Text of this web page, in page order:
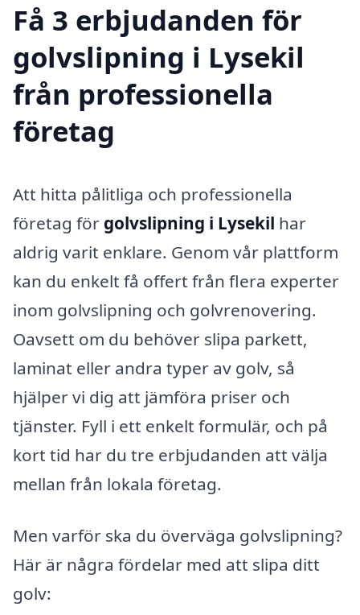
Få 3 erbjudanden för
golvslipning i Lysekil
från professionella
företag
Att hitta pålitliga och professionella
företag för golvslipning i Lysekil har
aldrig varit enklare. Genom vår plattform
kan du enkelt få offert från flera experter
inom golvslipning och golvrenovering.
Oavsett om du behöver slipa parkett,
laminat eller andra typer av golv, så
hjälper vi dig att jämföra priser och
tjänster. Fyll i ett enkelt formulär, och på
kort tid har du tre erbjudanden att välja
mellan från lokala företag.
Men varför ska du överväga golvslipning?
Här är några fördelar med att slipa ditt
golv: